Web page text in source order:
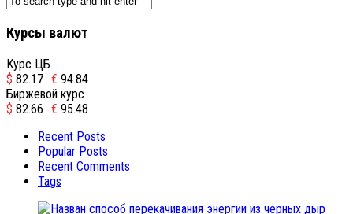
Курсы валют
Курс ЦБ
$ 82.17 € 94.84
Биржевой курс
$ 82.66 € 95.48
Recent Posts
Popular Posts
Recent Comments
Tags